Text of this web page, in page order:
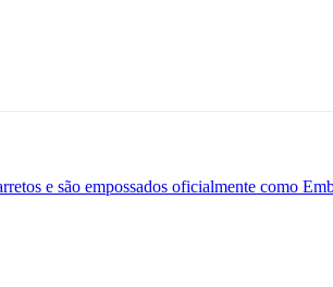
e são empossados oficialmente como